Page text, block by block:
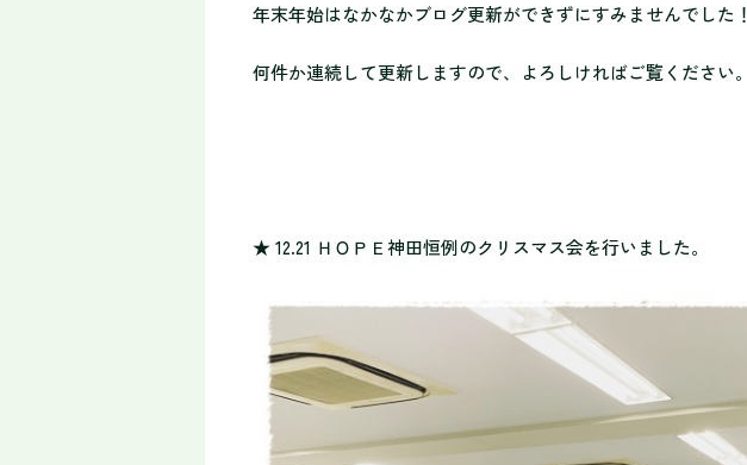
年末年始はなかなかブログ更新ができずにすみませんでした！
何件か連続して更新しますので、よろしければご覧ください。
★ 12.21 ＨＯＰＥ神田恒例のクリ スマス会を行いました。